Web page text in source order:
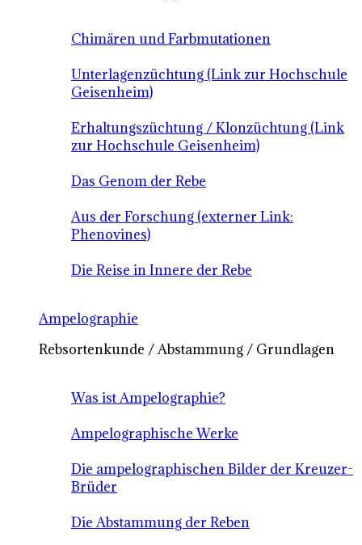
Chimären und Farbmutationen
Unterlagenzüchtung (Link zur Hochschule
Geisenheim)
Erhaltungszüchtung / Klonzüchtung (Link
zur Hochschule Geisenheim)
Das Genom der Rebe
Aus der Forschung (externer Link:
Phenovines)
Die Reise in Innere der Rebe
Ampelographie
Rebsortenkunde / Abstammung / Grundlagen
Was ist Ampelographie?
Ampelographische Werke
Die ampelographischen Bilder der Kreuzer-
Brüder
Die Abstammung der Reben